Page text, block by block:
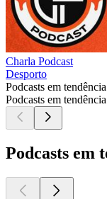
Charla Podcast
Desporto
Podcasts em
Podcasts em
Podcasts em